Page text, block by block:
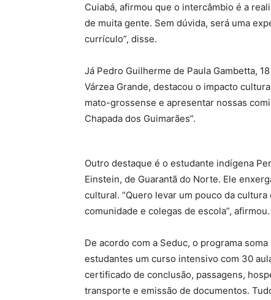
Cuiabá, afirmou que o intercâmbio é a
de muita gente. Sem dúvida, será uma
currículo”, disse.
Já Pedro Guilherme de Paula Gambetta,
Várzea Grande, destacou o impacto
mato-grossense e apresentar nossas
Chapada dos Guimarães”.
Outro destaque é o estudante indígena
Einstein, de Guarantã do Norte. Ele
cultural. “Quero levar um pouco da
comunidade e colegas de escola”, afirmou.
De acordo com a Seduc, o programa
estudantes um curso intensivo com 30
certificado de conclusão, passagens,
transporte e emissão de documentos.